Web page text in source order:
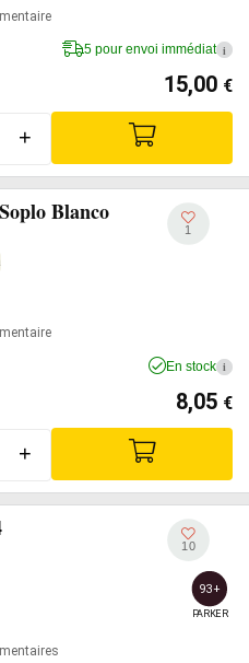
5 pour envoi immédiat i
15,00 €
+
Blanco
1
En stock i
8,05 €
+
10
93+
PARKER